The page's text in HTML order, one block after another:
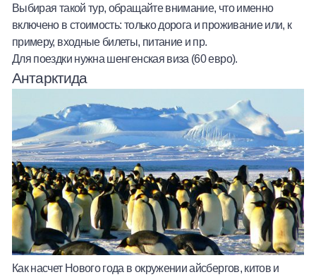
Выбирая такой тур, обращайте внимание, что именно
включено в стоимость: только дорога и проживание или, к
примеру, входные билеты, питание и пр.
Для поездки нужна шенгенская виза (60 евро).
Антарктида
Как насчет Нового года в окружении айсбергов, китов и